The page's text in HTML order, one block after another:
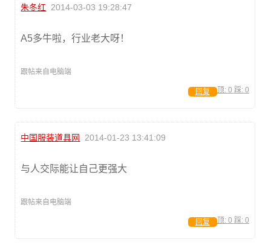
朱冬红 2014-03-03 19:28:47
A5多牛啦，行业老大呀！
跟帖来自电脑端
顶: 0 踩: 0
回复
中国服装道具网 2014-01-23 13:41:09
与人交际能让自己更强大
跟帖来自电脑端
顶: 0 踩: 0
回复